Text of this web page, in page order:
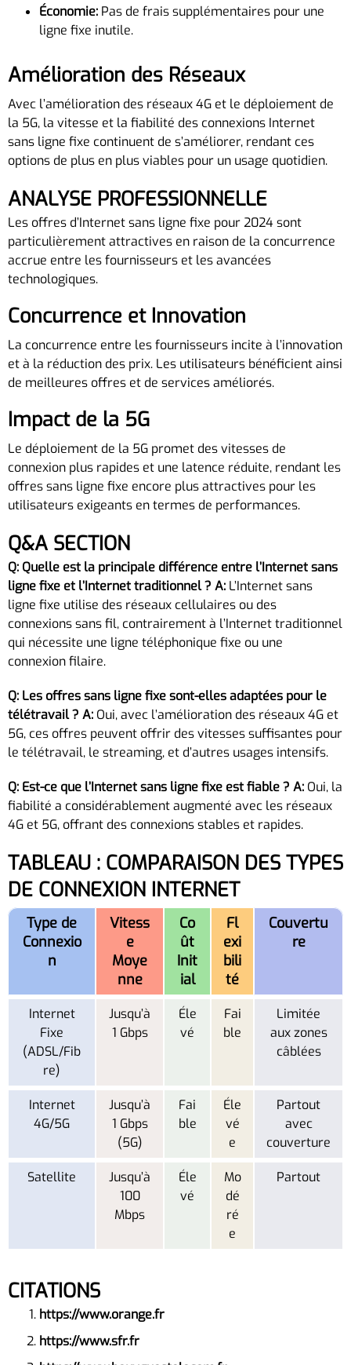
Économie: Pas de frais supplémentaires pour une
ligne fixe inutile.
Amélioration des Réseaux
Avec l’amélioration des réseaux 4G et le déploiement de
la 5G, la vitesse et la fiabilité des connexions Internet
sans ligne fixe continuent de s’améliorer, rendant ces
options de plus en plus viables pour un usage quotidien.
ANALYSE PROFESSIONNELLE
Les offres d’Internet sans ligne fixe pour 2024 sont
particulièrement attractives en raison de la concurrence
accrue entre les fournisseurs et les avancées
technologiques.
Concurrence et Innovation
La concurrence entre les fournisseurs incite à l’innovation
et à la réduction des prix. Les utilisateurs bénéficient ainsi
de meilleures offres et de services améliorés.
Impact de la 5G
Le déploiement de la 5G promet des vitesses de
connexion plus rapides et une latence réduite, rendant les
offres sans ligne fixe encore plus attractives pour les
utilisateurs exigeants en termes de performances.
Q&A SECTION
Q: Quelle est la principale différence entre l’Internet sans
ligne fixe et l’Internet traditionnel ? A: L’Internet sans
ligne fixe utilise des réseaux cellulaires ou des
connexions sans fil, contrairement à l’Internet traditionnel
qui nécessite une ligne téléphonique fixe ou une
connexion filaire.
Q: Les offres sans ligne fixe sont-elles adaptées pour le
télétravail ? A: Oui, avec l’amélioration des réseaux 4G et
5G, ces offres peuvent offrir des vitesses suffisantes pour
le télétravail, le streaming, et d’autres usages intensifs.
Q: Est-ce que l’Internet sans ligne fixe est fiable ? A: Oui, la
fiabilité a considérablement augmenté avec les réseaux
4G et 5G, offrant des connexions stables et rapides.
TABLEAU : COMPARAISON DES TYPES
DE CONNEXION INTERNET
Type de
Connexio
n
Vitess
e
Moye
nne
Co
ût
Init
ial
Fl
exi
bili
té
Couvertu
re
Internet
Fixe
(ADSL/Fib
re)
Jusqu’à
1 Gbps
Éle
vé
Fai
ble
Limitée
aux zones
câblées
Internet
4G/5G
Jusqu’à
1 Gbps
(5G)
Fai
ble
Éle
vé
e
Partout
avec
couverture
Satellite
Jusqu’à
100
Mbps
Éle
vé
Mo
dé
ré
e
Partout
CITATIONS
https://www.orange.fr
https://www.sfr.fr